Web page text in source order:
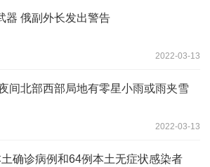
器 俄副外长发出警告
2022-03-13
间北部西部局地有零星小雨或雨夹雪
2022-03-13
土确诊病例和64例本土无症状感染者